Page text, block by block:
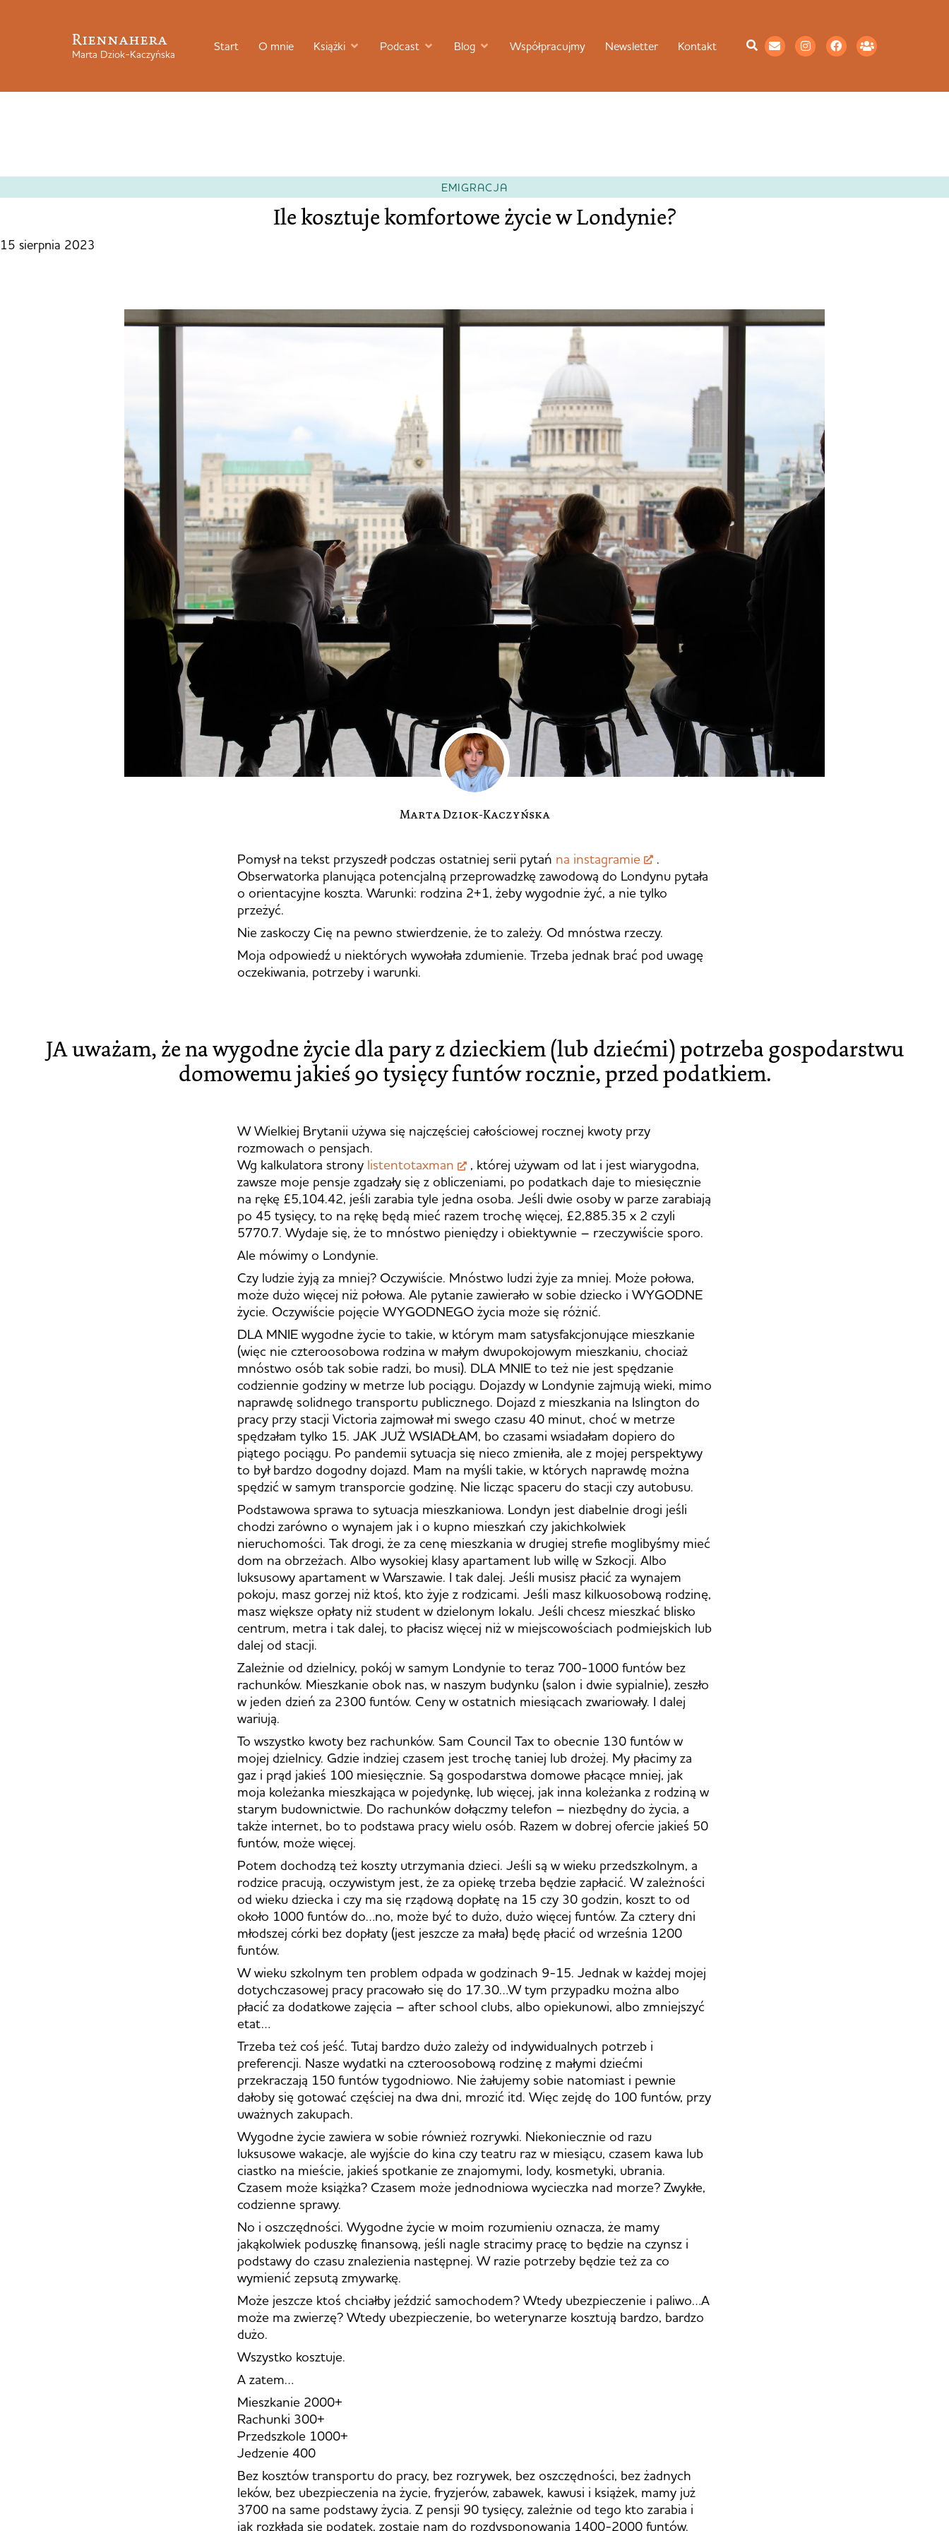
Riennahera
Marta Dziok-Kaczyńska
Start O mnie Książki Podcast Blog Współpracujmy Newsletter Kontakt
EMIGRACJA
Ile kosztuje komfortowe życie w Londynie?
15 sierpnia 2023
Marta Dziok-Kaczyńska
Pomysł na tekst przyszedł podczas ostatniej serii pytań na instagramie
.
Obserwatorka planująca potencjalną przeprowadzkę zawodową do Londynu pytała
o orientacyjne koszta. Warunki: rodzina 2+1, żeby wygodnie żyć, a nie tylko
przeżyć.
Nie zaskoczy Cię na pewno stwierdzenie, że to zależy. Od mnóstwa rzeczy.
Moja odpowiedź u niektórych wywołała zdumienie. Trzeba jednak brać pod uwagę
oczekiwania, potrzeby i warunki.
JA uważam, że na wygodne życie dla pary z dzieckiem (lub dziećmi) potrzeba gospodarstwu
domowemu jakieś 90 tysięcy funtów rocznie, przed podatkiem.
W Wielkiej Brytanii używa się najczęściej całościowej rocznej kwoty przy
rozmowach o pensjach.
Wg kalkulatora strony listentotaxman
, której używam od lat i jest wiarygodna,
zawsze moje pensje zgadzały się z obliczeniami, po podatkach daje to miesięcznie
na rękę £5,104.42, jeśli zarabia tyle jedna osoba. Jeśli dwie osoby w parze zarabiają
po 45 tysięcy, to na rękę będą mieć razem trochę więcej, £2,885.35 x 2 czyli
5770.7. Wydaje się, że to mnóstwo pieniędzy i obiektywnie – rzeczywiście sporo.
Ale mówimy o Londynie.
Czy ludzie żyją za mniej? Oczywiście. Mnóstwo ludzi żyje za mniej. Może połowa,
może dużo więcej niż połowa. Ale pytanie zawierało w sobie dziecko i WYGODNE
życie. Oczywiście pojęcie WYGODNEGO życia może się różnić.
DLA MNIE wygodne życie to takie, w którym mam satysfakcjonujące mieszkanie
(więc nie czteroosobowa rodzina w małym dwupokojowym mieszkaniu, chociaż
mnóstwo osób tak sobie radzi, bo musi). DLA MNIE to też nie jest spędzanie
codziennie godziny w metrze lub pociągu. Dojazdy w Londynie zajmują wieki, mimo
naprawdę solidnego transportu publicznego. Dojazd z mieszkania na Islington do
pracy przy stacji Victoria zajmował mi swego czasu 40 minut, choć w metrze
spędzałam tylko 15. JAK JUŻ WSIADŁAM, bo czasami wsiadałam dopiero do
piątego pociągu. Po pandemii sytuacja się nieco zmieniła, ale z mojej perspektywy
to był bardzo dogodny dojazd. Mam na myśli takie, w których naprawdę można
spędzić w samym transporcie godzinę. Nie licząc spaceru do stacji czy autobusu.
Podstawowa sprawa to sytuacja mieszkaniowa. Londyn jest diabelnie drogi jeśli
chodzi zarówno o wynajem jak i o kupno mieszkań czy jakichkolwiek
nieruchomości. Tak drogi, że za cenę mieszkania w drugiej strefie moglibyśmy mieć
dom na obrzeżach. Albo wysokiej klasy apartament lub willę w Szkocji. Albo
luksusowy apartament w Warszawie. I tak dalej. Jeśli musisz płacić za wynajem
pokoju, masz gorzej niż ktoś, kto żyje z rodzicami. Jeśli masz kilkuosobową rodzinę,
masz większe opłaty niż student w dzielonym lokalu. Jeśli chcesz mieszkać blisko
centrum, metra i tak dalej, to płacisz więcej niż w miejscowościach podmiejskich lub
dalej od stacji.
Zależnie od dzielnicy, pokój w samym Londynie to teraz 700-1000 funtów bez
rachunków. Mieszkanie obok nas, w naszym budynku (salon i dwie sypialnie), zeszło
w jeden dzień za 2300 funtów. Ceny w ostatnich miesiącach zwariowały. I dalej
wariują.
To wszystko kwoty bez rachunków. Sam Council Tax to obecnie 130 funtów w
mojej dzielnicy. Gdzie indziej czasem jest trochę taniej lub drożej. My płacimy za
gaz i prąd jakieś 100 miesięcznie. Są gospodarstwa domowe płacące mniej, jak
moja koleżanka mieszkająca w pojedynkę, lub więcej, jak inna koleżanka z rodziną w
starym budownictwie. Do rachunków dołączmy telefon – niezbędny do życia, a
także internet, bo to podstawa pracy wielu osób. Razem w dobrej ofercie jakieś 50
funtów, może więcej.
Potem dochodzą też koszty utrzymania dzieci. Jeśli są w wieku przedszkolnym, a
rodzice pracują, oczywistym jest, że za opiekę trzeba będzie zapłacić. W zależności
od wieku dziecka i czy ma się rządową dopłatę na 15 czy 30 godzin, koszt to od
około 1000 funtów do…no, może być to dużo, dużo więcej funtów. Za cztery dni
młodszej córki bez dopłaty (jest jeszcze za mała) będę płacić od września 1200
funtów.
W wieku szkolnym ten problem odpada w godzinach 9-15. Jednak w każdej mojej
dotychczasowej pracy pracowało się do 17.30…W tym przypadku można albo
płacić za dodatkowe zajęcia – after school clubs, albo opiekunowi, albo zmniejszyć
etat…
Trzeba też coś jeść. Tutaj bardzo dużo zależy od indywidualnych potrzeb i
preferencji. Nasze wydatki na czteroosobową rodzinę z małymi dziećmi
przekraczają 150 funtów tygodniowo. Nie żałujemy sobie natomiast i pewnie
dałoby się gotować częściej na dwa dni, mrozić itd. Więc zejdę do 100 funtów, przy
uważnych zakupach.
Wygodne życie zawiera w sobie również rozrywki. Niekoniecznie od razu
luksusowe wakacje, ale wyjście do kina czy teatru raz w miesiącu, czasem kawa lub
ciastko na mieście, jakieś spotkanie ze znajomymi, lody, kosmetyki, ubrania.
Czasem może książka? Czasem może jednodniowa wycieczka nad morze? Zwykłe,
codzienne sprawy.
No i oszczędności. Wygodne życie w moim rozumieniu oznacza, że mamy
jakąkolwiek poduszkę finansową, jeśli nagle stracimy pracę to będzie na czynsz i
podstawy do czasu znalezienia następnej. W razie potrzeby będzie też za co
wymienić zepsutą zmywarkę.
Może jeszcze ktoś chciałby jeździć samochodem? Wtedy ubezpieczenie i paliwo…A
może ma zwierzę? Wtedy ubezpieczenie, bo weterynarze kosztują bardzo, bardzo
dużo.
Wszystko kosztuje.
A zatem…
Mieszkanie 2000+
Rachunki 300+
Przedszkole 1000+
Jedzenie 400
Bez kosztów transportu do pracy, bez rozrywek, bez oszczędności, bez żadnych
leków, bez ubezpieczenia na życie, fryzjerów, zabawek, kawusi i książek, mamy już
3700 na same podstawy życia. Z pensji 90 tysięcy, zależnie od tego kto zarabia i
jak rozkłada się podatek, zostaje nam do rozdysponowania 1400-2000 funtów.